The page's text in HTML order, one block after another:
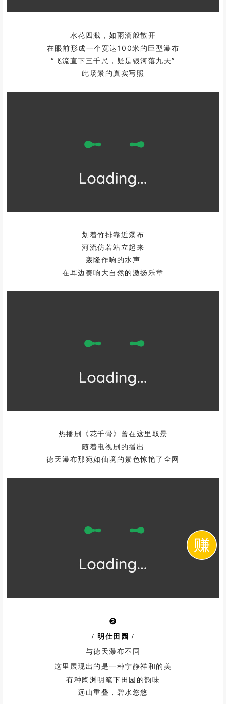
水花四溅，如雨滴般散开
在眼前形成一个宽达100米的巨型瀑布
“飞流直下三千尺，疑是银河落九天”
此场景的真实写照
划着竹排靠近瀑布
河流仿若站立起来
轰隆作响的水声
在耳边奏响大自然的激扬乐章
热播剧《花千骨》曾在这里取景
随着电视剧的播出
德天瀑布那宛如仙境的景色惊艳了全网
❷
/ 明仕田园 /
与德天瀑布不同
这里展现出的是一种宁静祥和的美
有种陶渊明笔下田园的韵味
远山重叠，碧水悠悠